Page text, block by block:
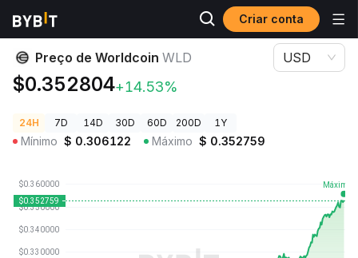
Criar conta
Preços de Criptomoedas Preço de Worldcoin WLD
Preço de Worldcoin WLD
$0.352804+14.53%
USD
24H 7D 14D 30D 60D 200D 1Y
Mínimo $ 0.306122 Máximo $ 0.352759